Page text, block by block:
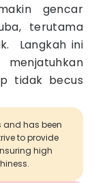
gencar
terutama
Langkah ini
tidak becus
and has been
to provide
high